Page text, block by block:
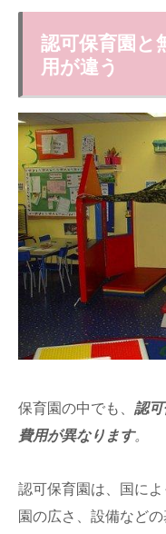
認可保育園と
用が違う
保育園の中でも、 認
費用が異なります。
認可保育園は、国に
園の広さ、設備など